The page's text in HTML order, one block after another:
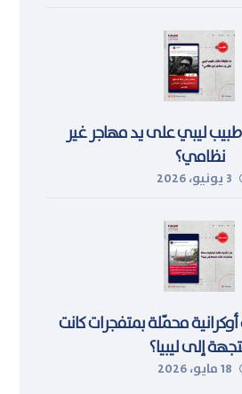
ليبي على يد مهاجر غير
نظامي؟
3 يونيو، 2026
محمّلة بمتفجرات كانت
إلى ليبيا؟
18 مايو، 2026